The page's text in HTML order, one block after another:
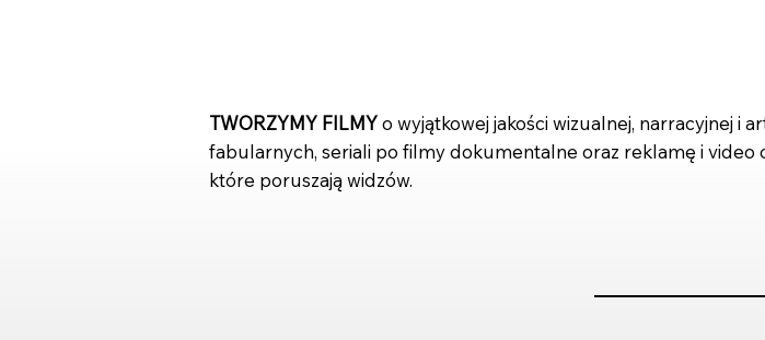
TWORZYMY FILMYo wyjątkowej jakości wizualnej, narracyjnej i
fabularnych, seriali po filmy dokumentalne oraz reklamę i video
które poruszają widzów.